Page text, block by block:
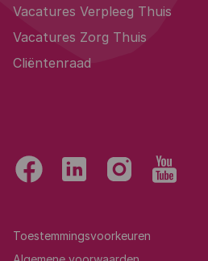
Vacatures Verpleeg Thuis
Vacatures Zorg Thuis
Cliëntenraad
Toestemmingsvoorkeuren